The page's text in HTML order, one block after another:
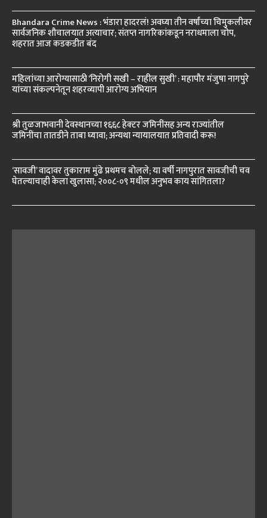
Bhandara Crime News : भंडारा हादरलं! अवघ्या तीन वर्षांच्या चिमुकलीवर
सार्वजनिक शौचालयात अत्याचार; संतप्त नागरिकांकडून नराधमाला चोप,
शहरात आज कडकडीत बंद
महिलांच्या आरोग्यासाठी ‘निरोगी सखी – राहील सुखी’ : महापौर मंजुषा नागपुरे
यांच्या संकल्पनेतून शहरव्यापी आरोग्य अभियान
श्री तुळजाभवानी देवस्थानच्या १६६८ हेक्टर जमिनींसह अन्य राज्यांतील
जमिनींचा तातडीने ताबा घ्यावा; अन्यथा न्यायालयात प्रतिवादी करू!
‘सावजी’ वादावर तुकाराम मुंढे प्रथमच बोलले; या वर्षी नागपुरात सावजीची चव
घेतल्याचाही केला खुलासा; २००८-०९ मधील अनुभव काय सांगितला?